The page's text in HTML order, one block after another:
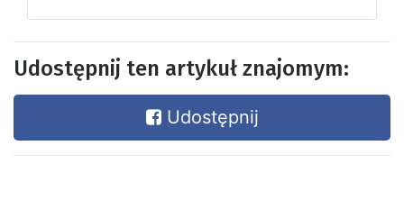
Udostępnij ten artykuł znajomym:
Udostępnij